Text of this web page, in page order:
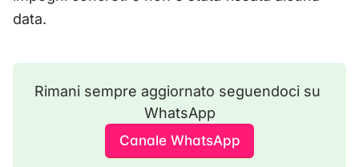
data.
Rimani sempre aggiornato seguendoci su
WhatsApp
Canale WhatsApp